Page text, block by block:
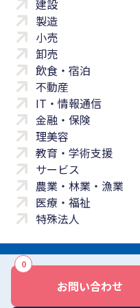
お問い合わせ
0
建設
製造
小売
卸売
飲食・宿泊
不動産
IT・情報通信
金融・保険
理美容
教育・学術支援
サービス
農業・林業・漁業
医療・福祉
特殊法人
サイトマップ
商標について反社会勢